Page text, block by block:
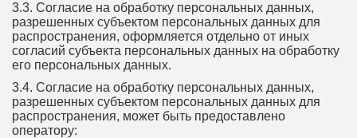
3.3. Согласие на обработку персональных данных,
разрешенных субъектом персональных данных для
распространения, оформляется отдельно от иных
согласий субъекта персональных данных на обработку
его персональных данных.
3.4. Согласие на обработку персональных данных,
разрешенных субъектом персональных данных для
распространения, может быть предоставлено
оператору: